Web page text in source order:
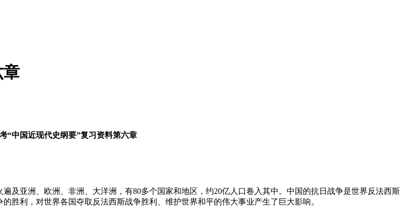
章
“中国近现代史纲要”复习资料第六章
亚洲、欧洲、非洲、大洋洲，有80多个国家和地区，约20亿人口卷入其中。中国的抗日战争是世界反法西斯
胜利，对世界各国夺取反法西斯战争胜利、维护世界和平的伟大事业产生了巨大影响。